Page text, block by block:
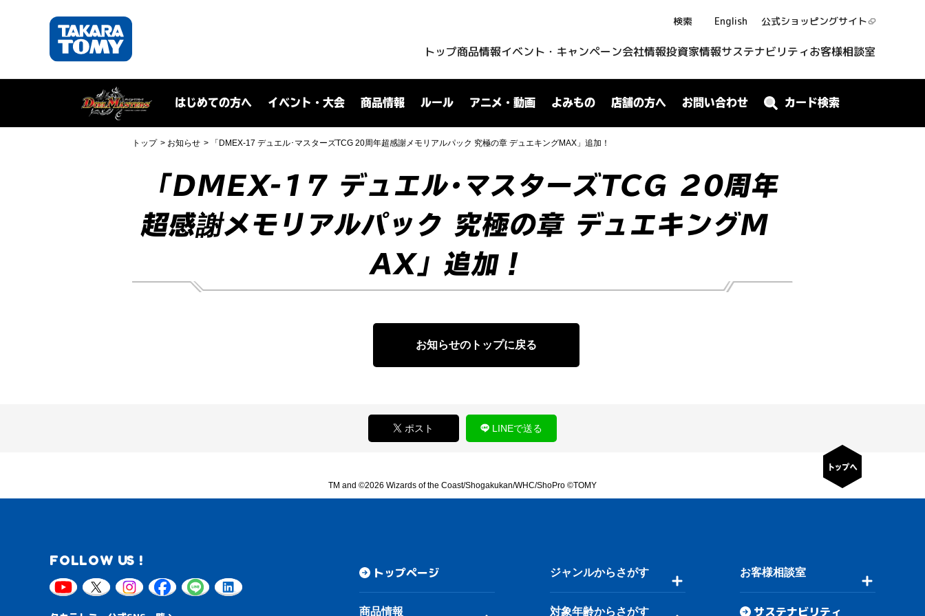
検索 English 公式ショッピングサイト
トップ商品情報イベント・キャンペーン会社情報投資家情報サステナビリティお客様相談室
はじめての方へ イベント・大会 商品情報 ルール アニメ・動画 よみもの 店舗の方へ お問い合わせ カード検索
トップ お知らせ 「DMEX-17 デュエル･マスターズTCG 20周年超感謝メモリアルパック 究極の章 デュエキングMAX」追加！
「DMEX-17 デュエル･マスターズTCG 20周年
超感謝メモリアルパック 究極の章 デュエキングM
AX」追加！
お知らせのトップに戻る
ポスト LINEで送る
TM and ©2026 Wizards of the Coast/Shogakukan/WHC/ShoPro ©TOMY
FOLLOW US !
トップページ
商品情報
ジャンルからさがす
対象年齢からさがす
お客様相談室
サステナビリティ